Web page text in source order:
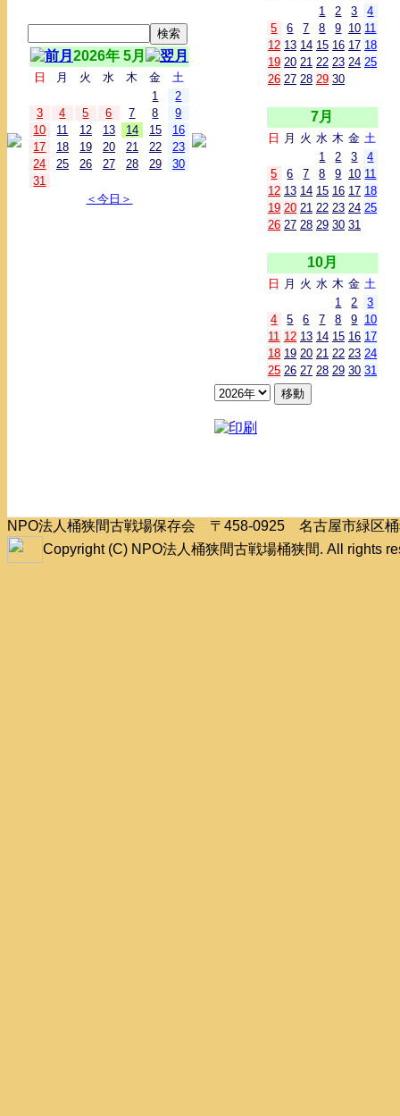
2026年 5月
日 月 火 水 木 金
土
1
2
3
4 5 6 7 8
9
10
11 12 13 14 15
16
17
18 19 20 21 22
23
24
25 26 27 28 29
30
31
＜今日＞
1
2 3
4
5
6 7 8 9 10 11
12 13 14 15 16 17 18
19 20 21 22 23 24 25
26 27 28 29 30
7月
日 月 火 水 木 金 土
1
2 3
4
5
6 7 8 9 10 11
12 13 14 15 16 17 18
19 20 21 22 23 24 25
26 27 28 29 30 31
10月
日 月 火 水 木 金 土
1
2
3
4
5 6 7 8 9 10
11 12 13 14 15 16 17
18 19 20 21 22 23 24
25 26 27 28 29 30 31
NPO法人桶狭間古戦場保存会 〒458-0925 名古屋市緑区
Copyright (C) NPO法人桶狭間古戦場桶狭間. All rights